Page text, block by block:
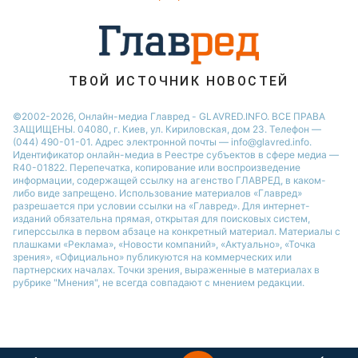
Новости Житомира
Новости Запорожья
ТВОЙ ИСТОЧНИК НОВОСТЕЙ
©2002-2026, Онлайн-медиа Главред - GLAVRED.INFO. ВСЕ ПРАВА
ЗАЩИЩЕНЫ. 04080, г. Киев, ул. Кириловская, дом 23. Телефон —
(044) 490-01-01. Адрес электронной почты — info@glavred.info.
Идентификатор онлайн-медиа в Реестре cубъектов в сфере медиа —
R40-01822. Перепечатка, копирование или воспроизведение
информации, содержащей ссылку на агенство ГЛАВРЕД, в каком-
либо виде запрещено. Использование материалов «Главред»
разрешается при условии ссылки на «Главред». Для интернет-
изданий обязательна прямая, открытая для поисковых систем,
гиперссылка в первом абзаце на конкретный материал. Материалы с
плашками «Реклама», «Новости компаний», «Актуально», «Точка
зрения», «Официально» публикуются на коммерческих или
партнерских началах. Точки зрения, выраженные в материалах в
рубрике "Мнения", не всегда совпадают с мнением редакции.